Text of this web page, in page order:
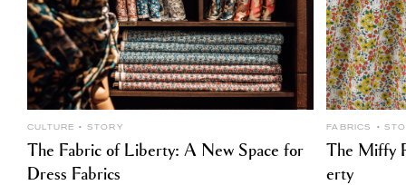
CULTURE STORY
The Fabric of Liberty: A New Space for
Dress Fabrics
FABRICS
The Miffy
erty